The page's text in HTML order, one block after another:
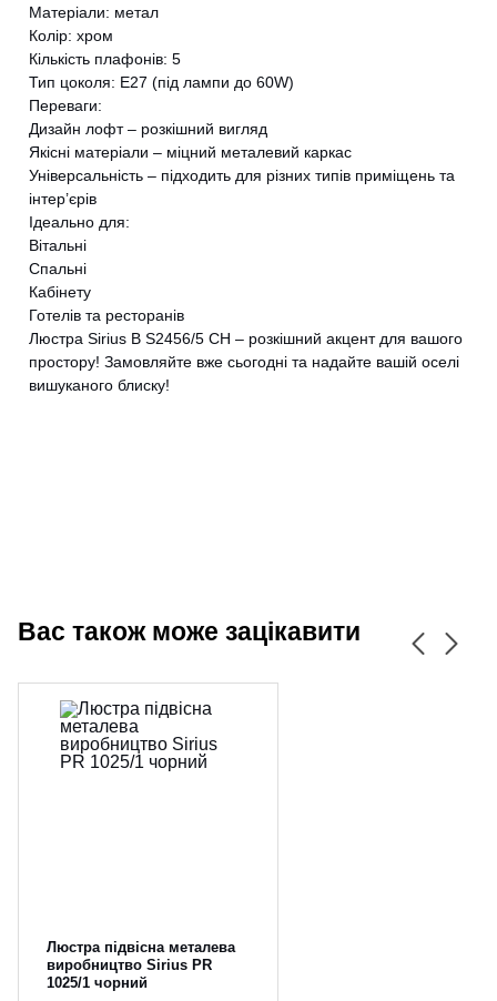
Матеріали: метал
Колір: хром
Кількість плафонів: 5
Тип цоколя: E27 (під лампи до 60W)
Переваги:
Дизайн лофт – розкішний вигляд
Якісні матеріали – міцний металевий каркас
Універсальність – підходить для різних типів приміщень та
інтер’єрів
Ідеально для:
Вітальні
Спальні
Кабінету
Готелів та ресторанів
Люстра Sirius B S2456/5 CH – розкішний акцент для вашого
простору! Замовляйте вже сьогодні та надайте вашій оселі
вишуканого блиску!
Вас також може зацікавити
Люстра підвісна металева
виробництво Sirius PR
1025/1 чорний